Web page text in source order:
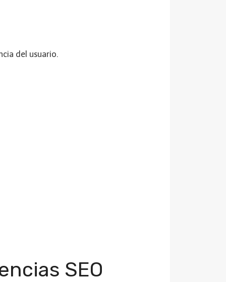
del usuario.
SEO